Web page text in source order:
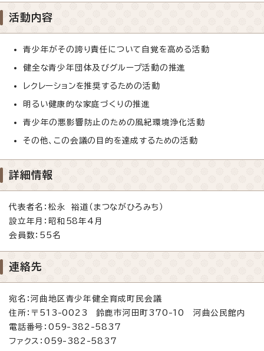
活動内容
青少年がその誇り責任について自覚を高める活動
健全な青少年団体及びグループ活動の推進
レクレーションを推奨するための活動
明るい健康的な家庭づくりの推進
青少年の悪影響防止のための風紀環境浄化活動
その他、この会議の目的を達成するための活動
詳細情報
代表者名：松永 裕道（まつながひろみち）
設立年月：昭和58年4月
会員数：55名
連絡先
宛名：河曲地区青少年健全育成町民会議
住所：〒513-0023 鈴鹿市河田町370-10 河曲公民館内
電話番号：059-382-5837
ファクス：059-382-5837